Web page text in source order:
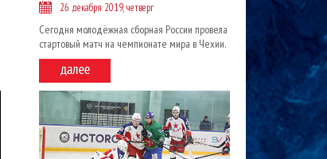
26 декабря 2019, четверг
Сегодня молодёжная сборная России провела
стартовый матч на чемпионате мира в Чехии.